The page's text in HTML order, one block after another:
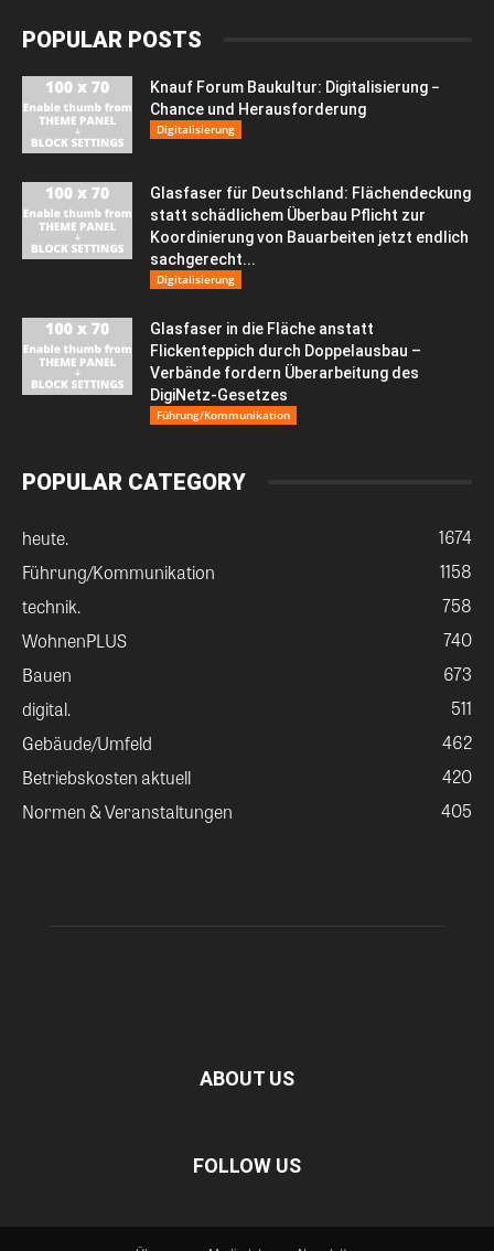
POPULAR POSTS
Knauf Forum Baukultur: Digitalisierung −
Chance und Herausforderung
Digitalisierung
Glasfaser für Deutschland: Flächendeckung
statt schädlichem Überbau Pflicht zur
Koordinierung von Bauarbeiten jetzt endlich
sachgerecht...
Digitalisierung
Glasfaser in die Fläche anstatt
Flickenteppich durch Doppelausbau –
Verbände fordern Überarbeitung des
DigiNetz-Gesetzes
Führung/Kommunikation
POPULAR CATEGORY
heute.
1674
Führung/Kommunikation
1158
technik.
758
WohnenPLUS
740
Bauen
673
digital.
511
Gebäude/Umfeld
462
Betriebskosten aktuell
420
Normen & Veranstaltungen
405
ABOUT US
FOLLOW US